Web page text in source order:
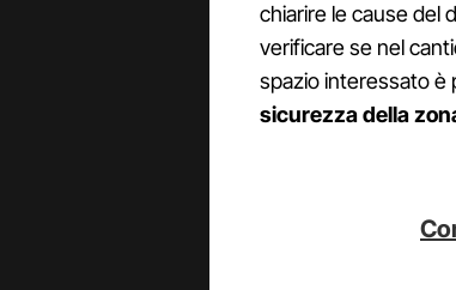
chiarire le cause del
verificare se nel
spazio interessato è
sicurezza della